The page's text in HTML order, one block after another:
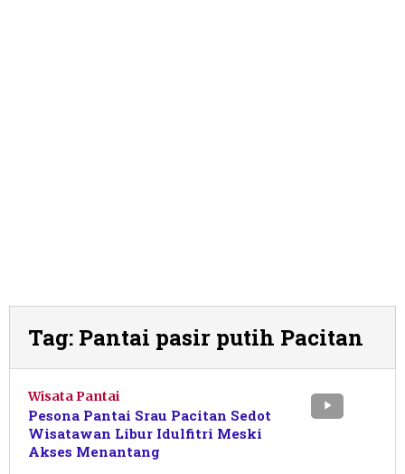
Tag: Pantai pasir putih Pacitan
Wisata Pantai
Pesona Pantai Srau Pacitan Sedot
Wisatawan Libur Idulfitri Meski
Akses Menantang